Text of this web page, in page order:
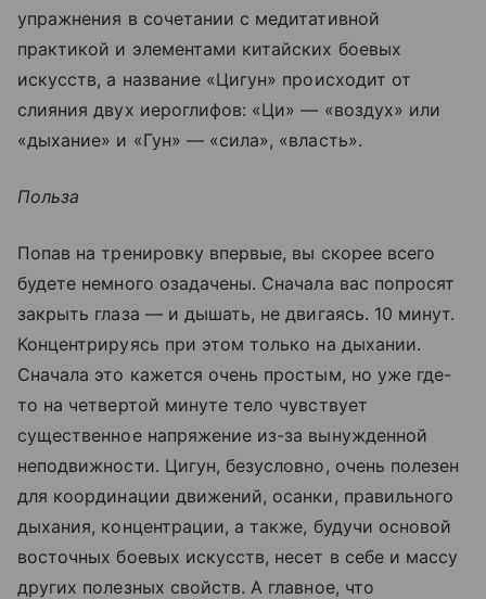
упражнения в сочетании с медитативной
практикой и элементами китайских боевых
искусств, а название «Цигун» происходит от
слияния двух иероглифов: «Ци» — «воздух» или
«дыхание» и «Гун» — «сила», «власть».
Польза
Попав на тренировку впервые, вы скорее всего
будете немного озадачены. Сначала вас попросят
закрыть глаза — и дышать, не двигаясь. 10 минут.
Концентрируясь при этом только на дыхании.
Сначала это кажется очень простым, но уже где-
то на четвертой минуте тело чувствует
существенное напряжение из-за вынужденной
неподвижности. Цигун, безусловно, очень полезен
для координации движений, осанки, правильного
дыхания, концентрации, а также, будучи основой
восточных боевых искусств, несет в себе и массу
других полезных свойств. А главное, что